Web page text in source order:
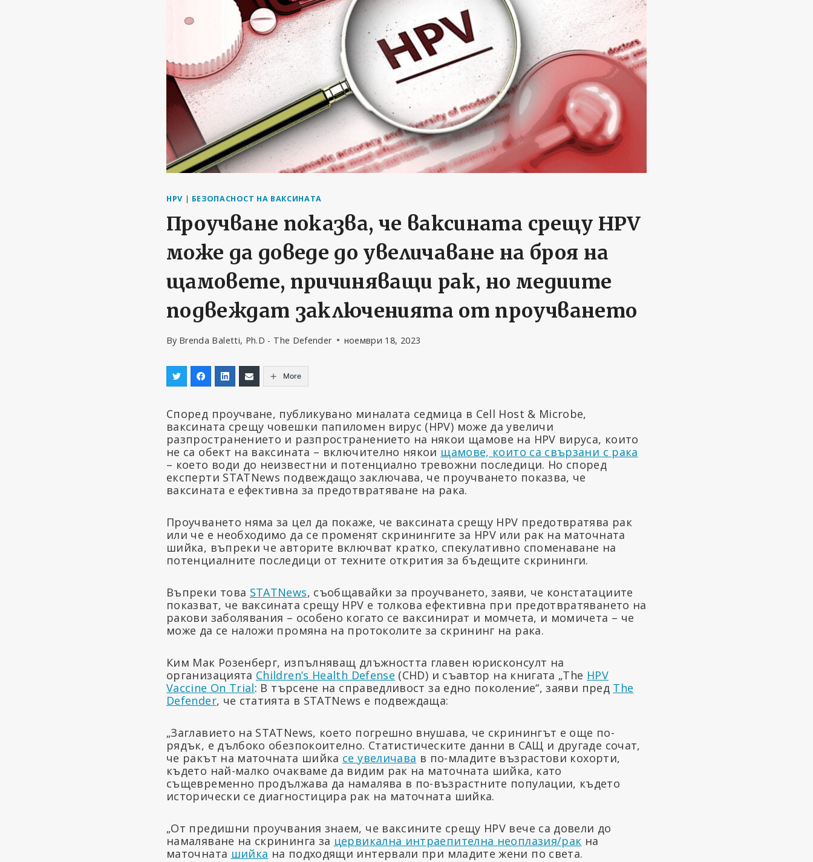
HPV | БЕЗОПАСНОСТ НА ВАКСИНАТА
Проучване показва, че ваксината срещу HPV
може да доведе до увеличаване на броя на
щамовете, причиняващи рак, но медиите
подвеждат заключенията от проучването
By Brenda Baletti, Ph.D - The Defender ноември 18, 2023
More
Според проучване, публикувано миналата седмица в Cell Host & Microbe,
ваксината срещу човешки папиломен вирус (HPV) може да увеличи
разпространението и разпространението на някои щамове на HPV вируса, които
не са обект на ваксината – включително някои щамове, които са свързани с рака
– което води до неизвестни и потенциално тревожни последици. Но според
експерти STATNews подвеждащо заключава, че проучването показва, че
ваксината е ефективна за предотвратяване на рака.
Проучването няма за цел да покаже, че ваксината срещу HPV предотвратява рак
или че е необходимо да се променят скринингите за HPV или рак на маточната
шийка, въпреки че авторите включват кратко, спекулативно споменаване на
потенциалните последици от техните открития за бъдещите скрининги.
Въпреки това STATNews, съобщавайки за проучването, заяви, че констатациите
показват, че ваксината срещу HPV е толкова ефективна при предотвратяването на
ракови заболявания – особено когато се ваксинират и момчета, и момичета – че
може да се наложи промяна на протоколите за скрининг на рака.
Ким Мак Розенберг, изпълняващ длъжността главен юрисконсулт на
организацията Children’s Health Defense (CHD) и съавтор на книгата „The HPV
Vaccine On Trial: В търсене на справедливост за едно поколение“, заяви пред The
Defender, че статията в STATNews е подвеждаща:
„Заглавието на STATNews, което погрешно внушава, че скринингът е още по-
рядък, е дълбоко обезпокоително. Статистическите данни в САЩ и другаде сочат,
че ракът на маточната шийка се увеличава в по-младите възрастови кохорти,
където най-малко очакваме да видим рак на маточната шийка, като
същевременно продължава да намалява в по-възрастните популации, където
исторически се диагностицира рак на маточната шийка.
„От предишни проучвания знаем, че ваксините срещу HPV вече са довели до
намаляване на скрининга за цервикална интраепителна неоплазия/рак на
маточната шийка на подходящи интервали при младите жени по света.